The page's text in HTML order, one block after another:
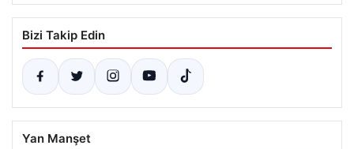
Bizi Takip Edin
Yan Manşet